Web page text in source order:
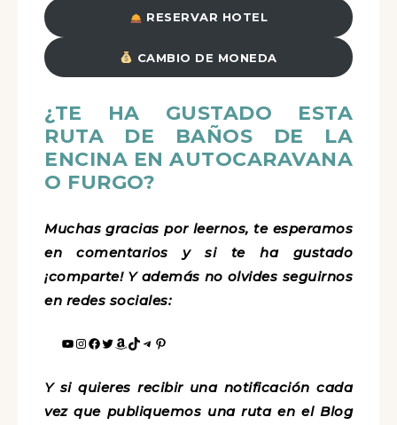
RESERVAR HOTEL
CAMBIO DE MONEDA
¿TE HA GUSTADO ESTA
RUTA DE BAÑOS DE LA
ENCINA EN AUTOCARAVANA
O FURGO?
Muchas gracias por leernos, te esperamos
en comentarios y si te ha gustado
¡comparte! Y además no olvides seguirnos
en redes sociales:
Y si quieres recibir una notificación cada
vez que publiquemos una ruta en el Blog